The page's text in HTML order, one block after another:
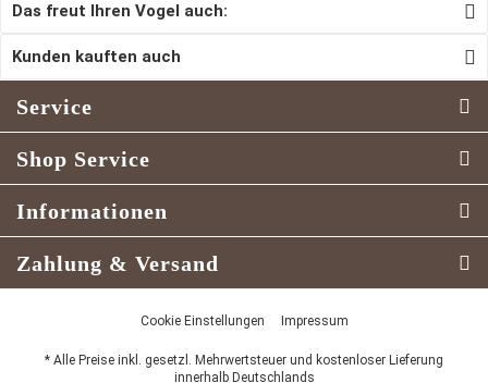
Das freut Ihren Vogel auch:
Kunden kauften auch
Service
Shop Service
Informationen
Zahlung & Versand
Cookie Einstellungen Impressum
* Alle Preise inkl. gesetzl. Mehrwertsteuer und kostenloser Lieferung
innerhalb Deutschlands